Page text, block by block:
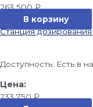
263 500₽
В корзину
Станция
Доступность: Есть в
233 750₽